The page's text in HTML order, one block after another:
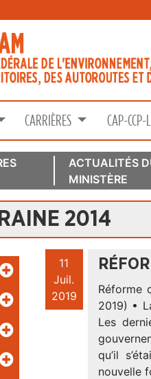
CARRIÈRES CAP-CCP-
ACTUALITÉS
MINISTÈRE
2014
11
Juil.
2019
Réforme
2019) •
Les
qu’il
nouvelle